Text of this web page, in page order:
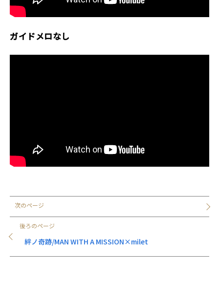
ガイドメロなし
後ろのページ
絆ノ奇跡/MAN WITH A MISSION×milet
次のページ